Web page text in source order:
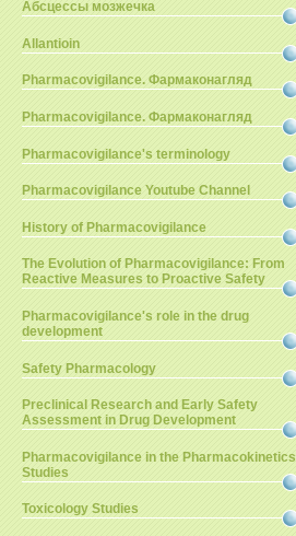
Абсцессы мозжечка
Allantioin
Pharmacovigilance. Фармаконагляд
Pharmacovigilance. Фармаконагляд
Pharmacovigilance's terminology
Pharmacovigilance Youtube Channel
History of Pharmacovigilance
The Evolution of Pharmacovigilance: From
Reactive Measures to Proactive Safety
Pharmacovigilance's role in the drug
development
Safety Pharmacology
Preclinical Research and Early Safety
Assessment in Drug Development
Pharmacovigilance in the Pharmacokinetics
Studies
Toxicology Studies